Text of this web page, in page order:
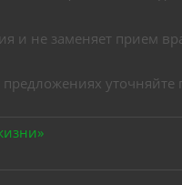
и не заменяет прием
уточняйте